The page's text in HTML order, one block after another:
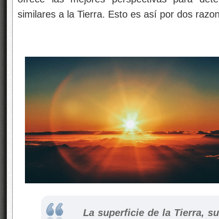
similares a la Tierra. Esto es así por dos
La superficie de la Tierra,